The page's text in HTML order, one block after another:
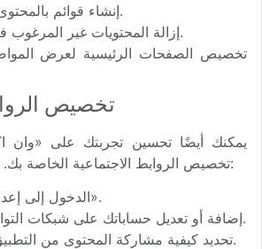
إنشاء قوائم بالمحتوى المفضل لديك.
إزالة المحتويات غير المرغوب فيها أو المتكررة.
تخصيص الصفحات الرئيسية لعرض
تخصيص
يمكنك أيضًا تحسين تجربتك على
تخصيص الروابط الاجتماعية الخاصة بك. قم بالإجراءات التالية:
الدخول إلى إعدادات «الحساب».
إضافة أو تعديل حساباتك على شبكات التواصل الاجتماعي.
تحديد كيفية مشاركة المحتوى من التطبيق إلى حساباتك.